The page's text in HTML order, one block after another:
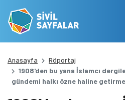
Anasayfa
Röportaj
1908'den bu yana İslamcı
gündemi halkı özne haline